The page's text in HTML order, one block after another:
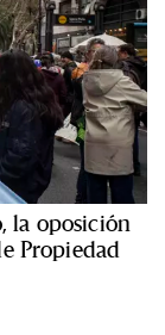
la oposición
Propiedad